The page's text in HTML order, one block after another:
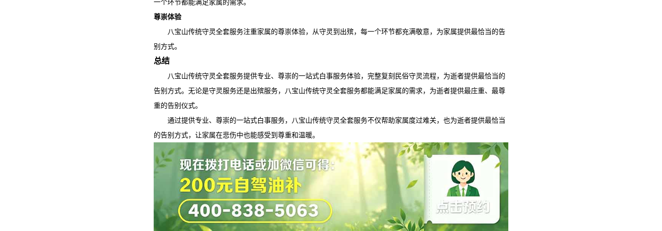
一个环节都能满足家属的需求。
尊崇体验
八宝山传统守灵全套服务注重家属的尊崇体验，从守灵到出殡，每一个环节都充满敬意，为家属提供最恰当的告
别方式。
总结
八宝山传统守灵全套服务提供专业、尊崇的一站式白事服务体验，完整复刻民俗守灵流程，为逝者提供最恰当的
告别方式。无论是守灵服务还是出殡服务，八宝山传统守灵全套服务都能满足家属的需求，为逝者提供最庄重、最尊
重的告别仪式。
通过提供专业、尊崇的一站式白事服务，八宝山传统守灵全套服务不仅帮助家属度过难关，也为逝者提供最恰当
的告别方式，让家属在悲伤中也能感受到尊重和温暖。